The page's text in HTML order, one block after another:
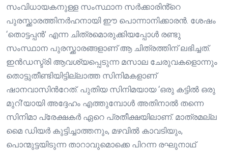
സംവിധായകനുള്ള സംസ്ഥാന സർക്കാരിൻ്റെ
പുരസ്ക്കാരത്തിനർഹനായി ഈ പൊന്നാനിക്കാരൻ. ശേഷം
‘തൊട്ടപ്പൻ’ എന്ന ചിത്രമൊരുക്കിയപ്പോള്‍ രണ്ടു
സംസ്ഥാന പുരസ്ക്കാരങ്ങളാണ് ആ ചിത്രത്തിന് ലഭിച്ചത്.
ഇന്‍ഡസ്ട്രി ആവശ്യപ്പെടുന്ന മസാല ചേരുവകളൊന്നും
തൊട്ടുതീണ്ടിയിട്ടില്ലാത്ത സിനിമകളാണ്
ഷാനവാസിന്‍റേത്. പുതിയ സിനിമയായ ‘ഒരു കട്ടിൽ ഒരു
മുറി’യായി അദ്ദേഹം എത്തുമ്പോൾ അതിനാൽ തന്നെ
സിനിമാ പ്രേക്ഷകർ ഏറെ പ്രതീക്ഷയിലാണ്. മാത്രമല്ല
മൈ ഡിയർ കുട്ടിച്ചാത്തനും, മഴവിൽ കാവടിയും,
പൊന്മുട്ടയിടുന്ന താറാവുമൊക്കെ പിറന്ന രഘുനാഥ്